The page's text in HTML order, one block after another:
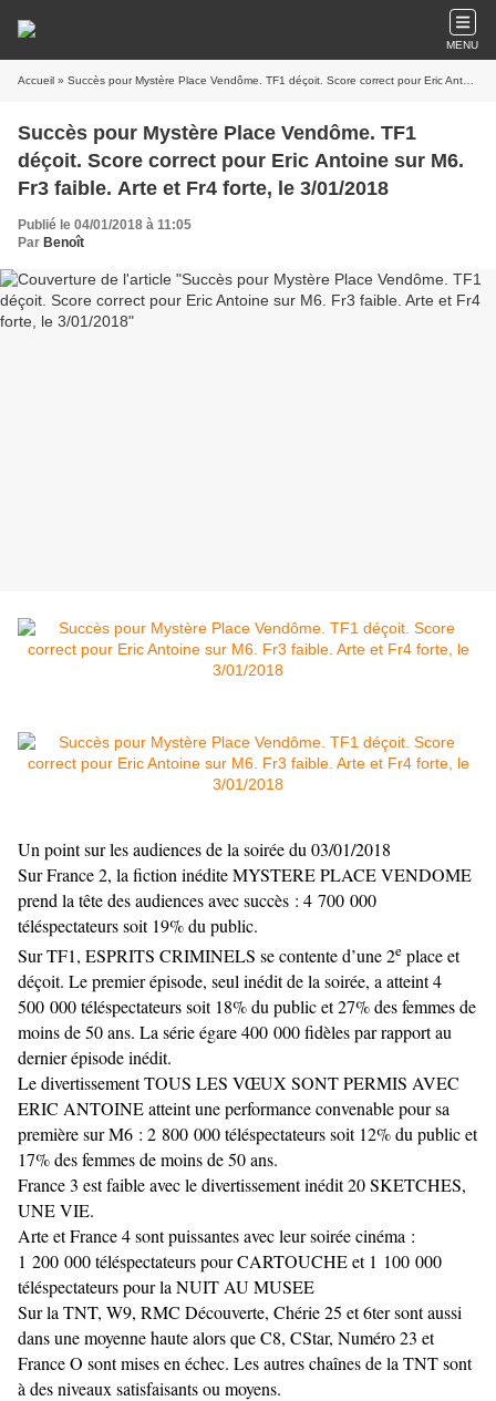
MENU
Accueil » Succès pour Mystère Place Vendôme. TF1 déçoit. Score correct pour Eric Antoine sur M6. Fr3 faible. Arte et Fr4 forte, le 3/01/2018
Succès pour Mystère Place Vendôme. TF1
déçoit. Score correct pour Eric Antoine sur M6.
Fr3 faible. Arte et Fr4 forte, le 3/01/2018
Publié le 04/01/2018 à 11:05
Par Benoît
Un point sur les audiences de la soirée du 03/01/2018
Sur France 2, la fiction inédite MYSTERE PLACE VENDOME
prend la tête des audiences avec succès : 4 700 000
téléspectateurs soit 19% du public.
Sur TF1, ESPRITS CRIMINELS se contente d’une 2e place et
déçoit. Le premier épisode, seul inédit de la soirée, a atteint 4
500 000 téléspectateurs soit 18% du public et 27% des femmes de
moins de 50 ans. La série égare 400 000 fidèles par rapport au
dernier épisode inédit.
Le divertissement TOUS LES VŒUX SONT PERMIS AVEC
ERIC ANTOINE atteint une performance convenable pour sa
première sur M6 : 2 800 000 téléspectateurs soit 12% du public et
17% des femmes de moins de 50 ans.
France 3 est faible avec le divertissement inédit 20 SKETCHES,
UNE VIE.
Arte et France 4 sont puissantes avec leur soirée cinéma :
1 200 000 téléspectateurs pour CARTOUCHE et 1 100 000
téléspectateurs pour la NUIT AU MUSEE
Sur la TNT, W9, RMC Découverte, Chérie 25 et 6ter sont aussi
dans une moyenne haute alors que C8, CStar, Numéro 23 et
France O sont mises en échec. Les autres chaînes de la TNT sont
à des niveaux satisfaisants ou moyens.